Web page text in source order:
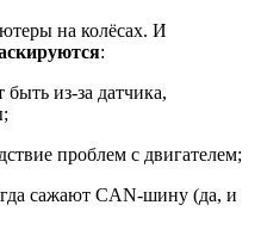
на колёсах. И
:
из-за датчика,
проблем с двигателем;
сажают CAN-шину (да, и